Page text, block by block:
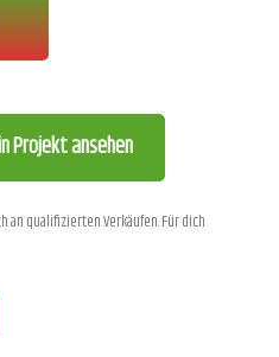
Projekt ansehen
an qualifizierten Verkäufen. Für dich